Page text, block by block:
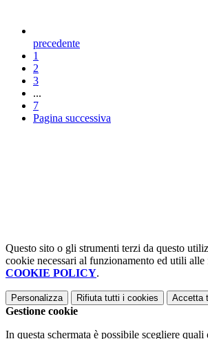
precedente
1
2
3
...
7
Pagina successiva
Questo sito o gli strumenti terzi da questo
cookie necessari al funzionamento ed utili
COOKIE POLICY.
Personalizza Rifiuta tutti i cookies Accetta
Gestione cookie
In questa schermata è possibile scegliere